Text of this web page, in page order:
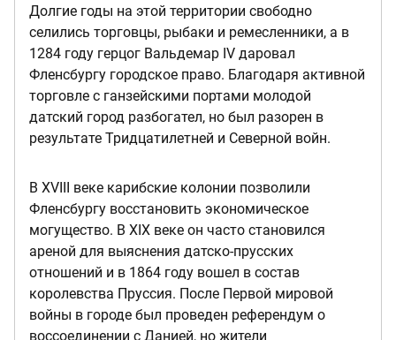
Долгие годы на этой территории свободно
селились торговцы, рыбаки и ремесленники, а в
1284 году герцог Вальдемар IV даровал
Фленсбургу городское право. Благодаря активной
торговле с ганзейскими портами молодой
датский город разбогател, но был разорен в
результате Тридцатилетней и Северной войн.
В XVIII веке карибские колонии позволили
Фленсбургу восстановить экономическое
могущество. В XIX веке он часто становился
ареной для выяснения датско-прусских
отношений и в 1864 году вошел в состав
королевства Пруссия. После Первой мировой
войны в городе был проведен референдум о
воссоединении с Данией, но жители